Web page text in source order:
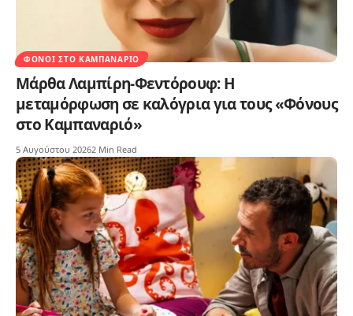
ΦΌΝΟΙ ΣΤΟ ΚΑΜΠΑΝΑΡΙΌ
Μάρθα Λαμπίρη-Φεντόρουφ: Η
μεταμόρφωση σε καλόγρια για τους «Φόνους
στο Καμπαναριό»
5 Αυγούστου 20262 Min Read